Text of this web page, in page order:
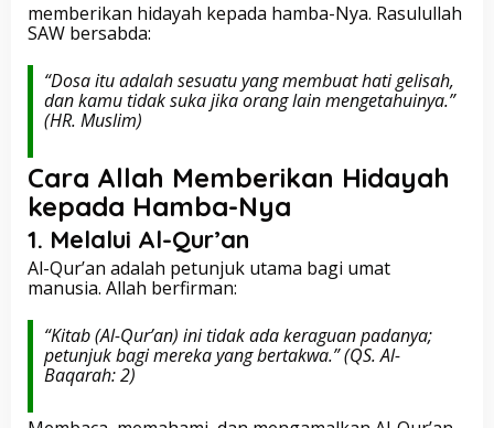
memberikan hidayah kepada hamba-Nya. Rasulullah
SAW bersabda:
“Dosa itu adalah sesuatu yang membuat hati gelisah,
dan kamu tidak suka jika orang lain mengetahuinya.”
(HR. Muslim)
Cara Allah Memberikan Hidayah
kepada Hamba-Nya
1. Melalui Al-Qur’an
Al-Qur’an adalah petunjuk utama bagi umat
manusia. Allah berfirman:
“Kitab (Al-Qur’an) ini tidak ada keraguan padanya;
petunjuk bagi mereka yang bertakwa.”(QS. Al-
Baqarah: 2)